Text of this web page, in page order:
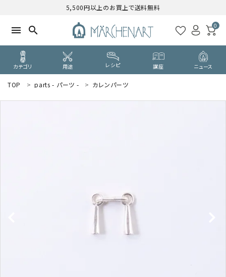
5,500円以上のお買上で送料無料
menu search 0
カテゴリ 用途 レシピ 講座 ニュース
TOP parts - パーツ - カレンパーツ